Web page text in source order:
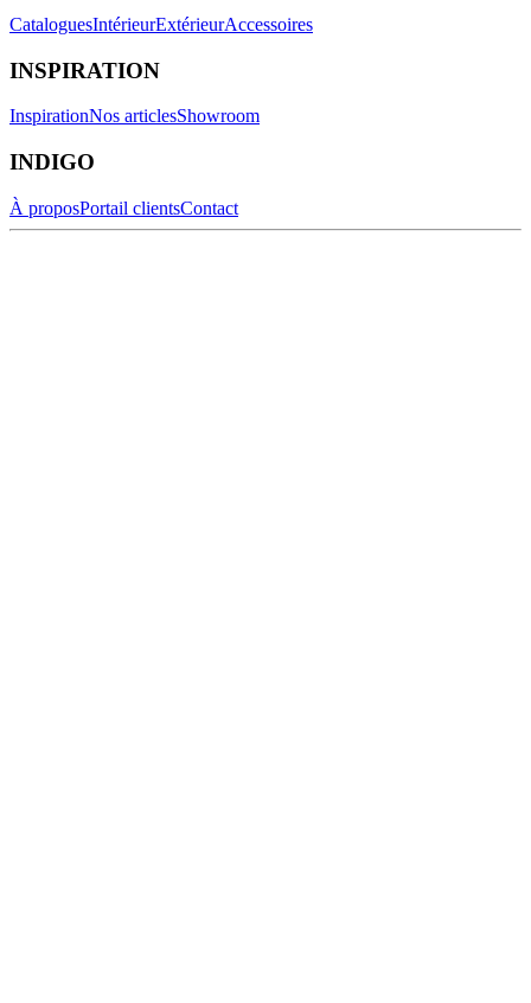
CataloguesIntérieurExtérieurAccessoires
INSPIRATION
InspirationNos articlesShowroom
INDIGO
À proposPortail clientsContact